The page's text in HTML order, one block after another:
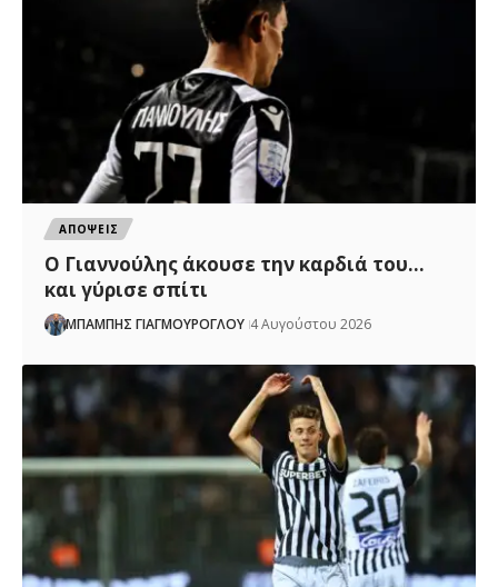
ΑΠΟΨΕΙΣ
Ο Γιαννούλης άκουσε την καρδιά του…
και γύρισε σπίτι
ΜΠΑΜΠΗΣ ΓΙΑΓΜΟΥΡΟΓΛΟΥ 4 Αυγούστου 2026